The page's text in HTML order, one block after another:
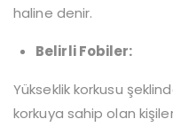
haline denir.
Belirli Fobiler:
Yükseklik korkusu
korkuya sahip olan